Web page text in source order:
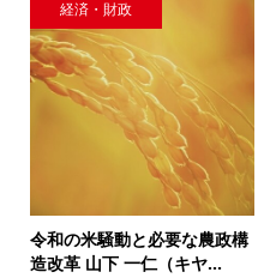
経済・財政
令和の米騒動と必要な農政構
造改革 山下 一仁（キヤ...